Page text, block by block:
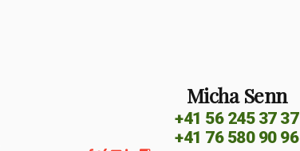
Micha Senn
+41 56 245 37 37
+41 76 580 90 96